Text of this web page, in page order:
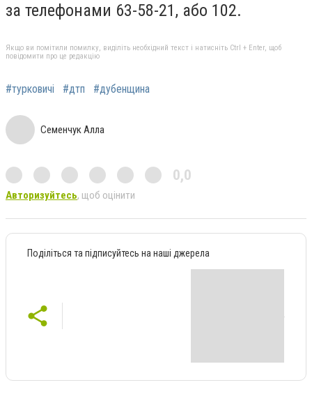
за телефонами 63-58-21, або 102.
Якщо ви помітили помилку, виділіть необхідний текст і натисніть Ctrl + Enter, щоб
повідомити про це редакцію
#турковичі #дтп #дубенщина
Семенчук Алла
0,0
Авторизуйтесь, щоб оцінити
Поділіться та підписуйтесь на наші джерела